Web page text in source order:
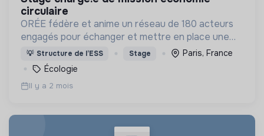
circulaire
ORÉE fédère et anime un réseau de 180 acteurs
engagés pour échanger et mettre en place une
dynamique environnementale au service des
territoires.
💡 Structure de l’ESS Stage
Paris, France
Écologie
Il y a 2 mois